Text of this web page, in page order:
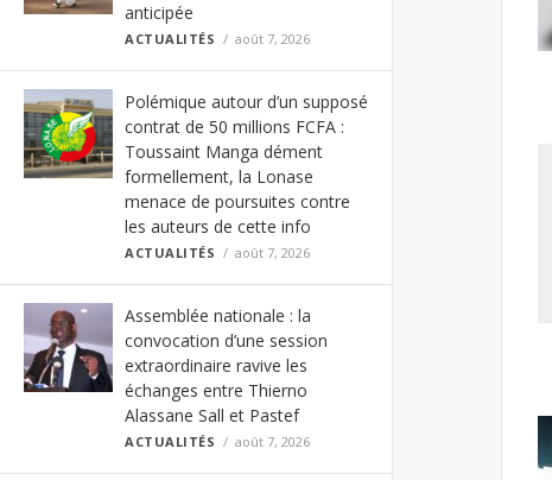
anticipée
ACTUALITÉS août 7, 2026
Polémique autour d’un supposé
contrat de 50 millions FCFA :
Toussaint Manga dément
formellement, la Lonase
menace de poursuites contre
les auteurs de cette info
ACTUALITÉS août 7, 2026
Assemblée nationale : la
convocation d’une session
extraordinaire ravive les
échanges entre Thierno
Alassane Sall et Pastef
ACTUALITÉS août 7, 2026